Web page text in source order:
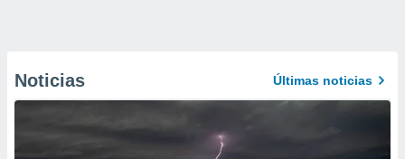
Noticias Últimas noticias